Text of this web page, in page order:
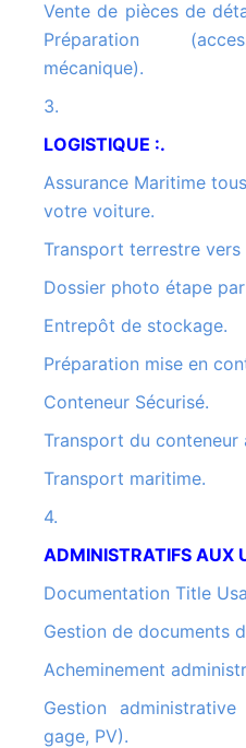
Vente de pièces de détachée (tarif direct USA),
Préparation
mécanique).
3.
LOGISTIQUE :.
Assurance Maritime tous risques sur la valeur de
votre voiture.
Transport terrestre
Dossier photo étape
Entrepôt de stockage.
Préparation mise en
Conteneur Sécurisé.
Transport du
Transport maritime.
4.
ADMINISTRATIFS AUX
Documentation Title
Gestion de
Acheminement
Gestion administrative du véhicule (lever de
gage, PV).